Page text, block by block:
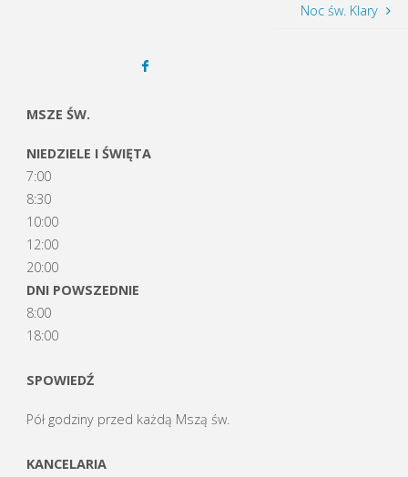
Noc św. Klary
MSZE ŚW.
NIEDZIELE I ŚWIĘTA
7:00
8:30
10:00
12:00
20:00
DNI POWSZEDNIE
8:00
18:00
SPOWIEDŹ
Pół godziny przed każdą Mszą św.
KANCELARIA